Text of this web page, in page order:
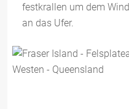
festkrallen um dem
an das Ufer.